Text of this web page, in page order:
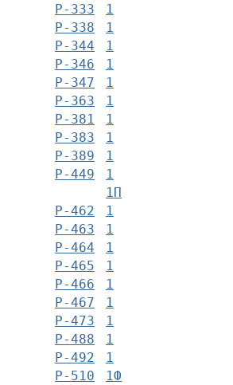
Р-333
1
Р-338
1
Р-344
1
Р-346
1
Р-347
1
Р-363
1
Р-381
1
Р-383
1
Р-389
1
Р-449
1
1П
Р-462
1
Р-463
1
Р-464
1
Р-465
1
Р-466
1
Р-467
1
Р-473
1
Р-488
1
Р-492
1
Р-510
1Ф